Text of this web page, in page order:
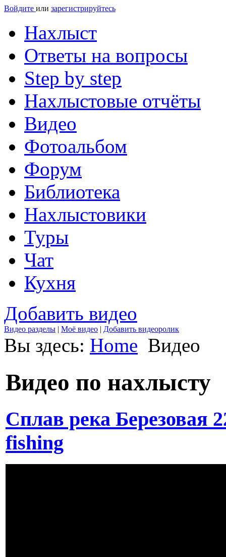
Войдите или зарегистрируйтесь
Нахлыст
Ответы на вопросы
Step by step
Нахлыстовые отчёты
Видео
Фотоальбом
Форум
Библиотека
Нахлыстовики
Туры
Чат
Кухня
Добавить видео
Видео разделы | Моё видео | Добавить видеоролик
Вы здесь: Home Видео
Видео по нахлысту
Сплав река Березовая
fishing